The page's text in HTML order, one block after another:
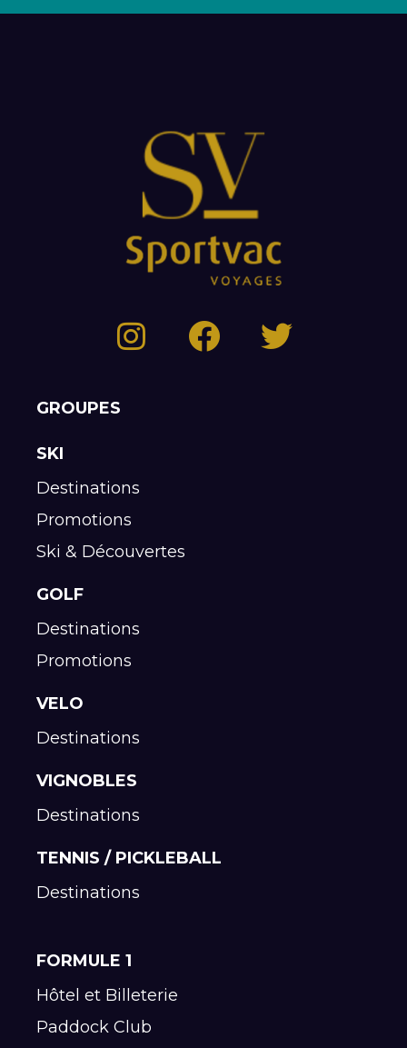
GROUPES
SKI
Destinations
Promotions
Ski & Découvertes
GOLF
Destinations
Promotions
VELO
Destinations
VIGNOBLES
Destinations
TENNIS / PICKLEBALL
Destinations
FORMULE 1
Hôtel et Billeterie
Paddock Club